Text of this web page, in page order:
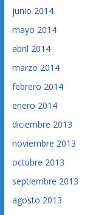
junio 2014
mayo 2014
abril 2014
marzo 2014
febrero 2014
enero 2014
diciembre 2013
noviembre 2013
octubre 2013
septiembre 2013
agosto 2013